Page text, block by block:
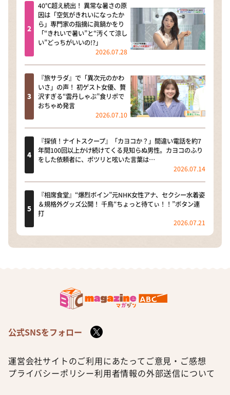
40℃超え続出！ 異常な暑さの原
因は「空気がきれいになったか
ら」専門家の指摘に眞鍋かをり
「“きれいで暑い”と“汚くて涼し
い”どっちがいいの!?」
2026.07.28
『旅サラダ』で「異次元のかわ
いさ」の声！ 初ゲスト女優、贅
沢すぎる“雲丹しゃぶ”食リポで
おちゃめ発言
2026.07.10
『探偵！ナイトスクープ』「カヨコか？」間違い電話を約7
年間100回以上かけ続けてくる見知らぬ男性。カヨコのふり
をした依頼者に、ポツリと呟いた言葉は…
2026.07.14
『相席食堂』“爆烈ボイン”元NHK女性アナ、セクシー水着姿
＆規格外グッズ公開！ 千鳥“ちょっと待てぃ！！”ボタン連
打
2026.07.21
公式SNSをフォロー
運営会社サイトのご利用にあたって ご意見・ご感想
プライバシーポリシー利用者情報の外部送信について